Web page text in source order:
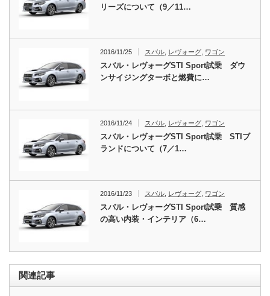
リーズについて（9／11…
2016/11/25 スバル レヴォーグ ワゴン
スバル・レヴォーグSTI Sport試乗 ダウ
ンサイジングターボと燃費に…
2016/11/24 スバル レヴォーグ ワゴン
スバル・レヴォーグSTI Sport試乗 STIブ
ランドについて（7／1…
2016/11/23 スバル レヴォーグ ワゴン
スバル・レヴォーグSTI Sport試乗 質感
の高い内装・インテリア（6…
関連記事